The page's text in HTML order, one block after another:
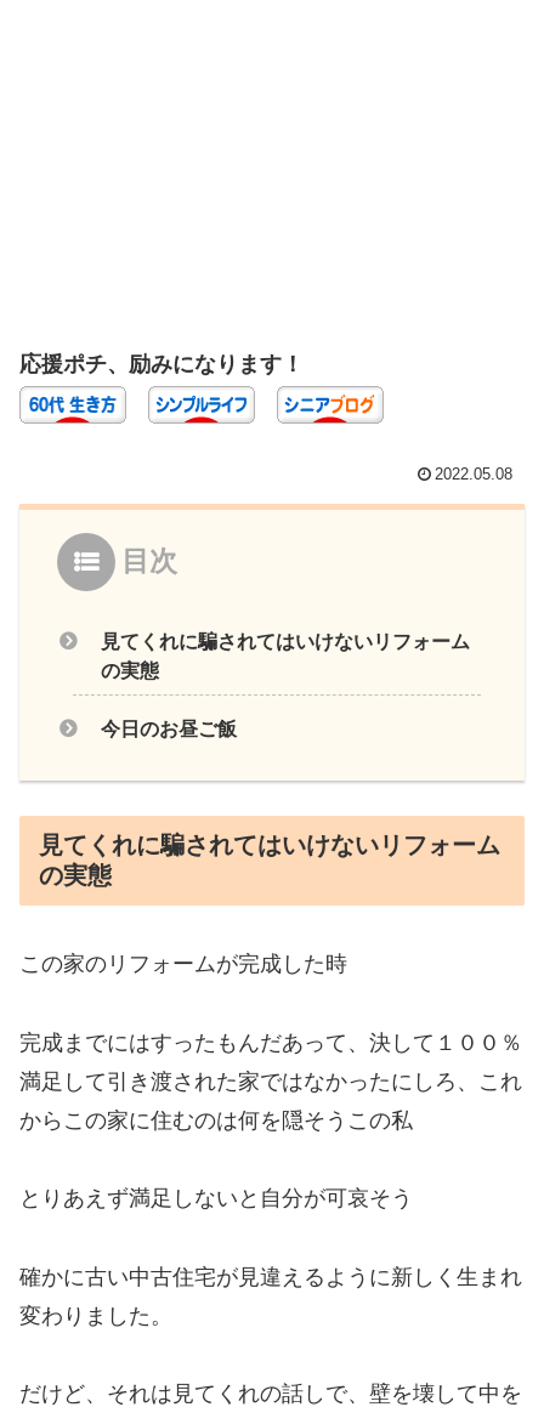
応援ポチ、励みになります！
2022.05.08
目次
見てくれに騙されてはいけないリフォーム
の実態
今日のお昼ご飯
見てくれに騙されてはいけないリフォーム
の実態
この家のリフォームが完成した時
完成までにはすったもんだあって、決して１００％
満足して引き渡された家ではなかったにしろ、これ
からこの家に住むのは何を隠そうこの私
とりあえず満足しないと自分が可哀そう
確かに古い中古住宅が見違えるように新しく生まれ
変わりました。
だけど、それは見てくれの話しで、壁を壊して中を